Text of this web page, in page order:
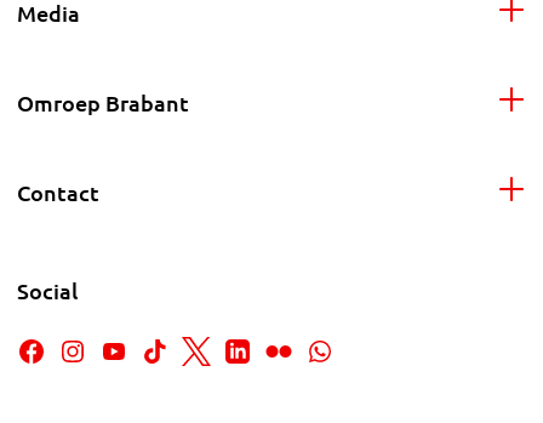
Media
Omroep Brabant
Contact
Social